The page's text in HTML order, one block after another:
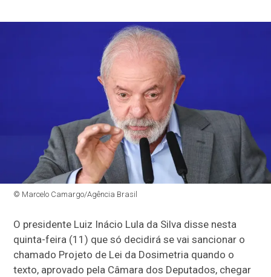
© Marcelo Camargo/Agência Brasil
O presidente Luiz Inácio Lula da Silva disse nesta
quinta-feira (11) que só decidirá se vai sancionar o
chamado Projeto de Lei da Dosimetria quando o
texto, aprovado pela Câmara dos Deputados, chegar